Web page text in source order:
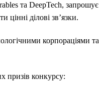
та DeepTech, запрошує
цінні ділові зв’язки.
корпораціями та
призів конкурсу: